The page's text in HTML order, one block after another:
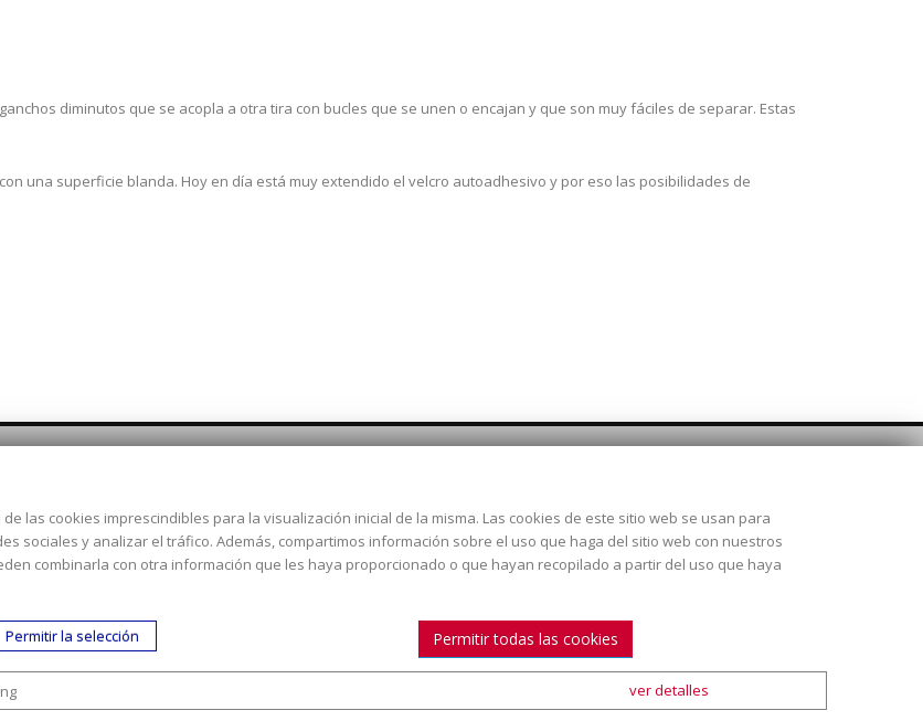
diminutos que se acopla a otra tira con bucles que se unen o encajan y que son muy fáciles de separar. Estas
una superficie blanda. Hoy en día está muy extendido el velcro autoadhesivo y por eso las posibilidades de
Dirección:c/ Cercedilla nº 14, 28925
Alcorcón
| Condiciones de venta|Mapa Web
las cookies imprescindibles para la visualización inicial de la misma. Las cookies de este sitio web se usan para
sociales y analizar el tráfico. Además, compartimos información sobre el uso que haga del sitio web con nuestros
combinarla con otra información que les haya proporcionado o que hayan recopilado a partir del uso que haya
Permitir la selección Permitir todas las cookies
ver detalles